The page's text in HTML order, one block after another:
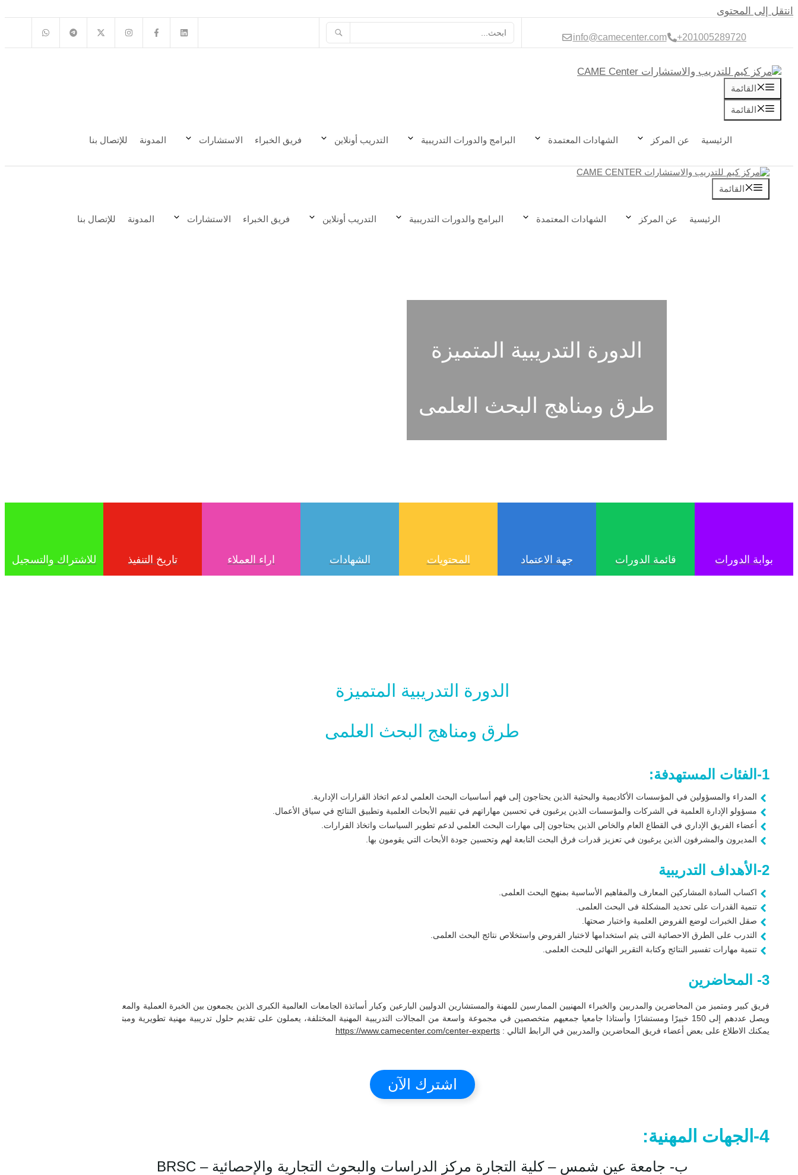
انتقل إلى المحتوى
201005289720
+
info@camecenter.com
القائمة
القائمة
الرئيسية عن المركز الشهادات المعتمدة البرامج والدورات التدريبية التدريب أونلاين فريق الخبراء الاستشارات المدونة للإتصال بنا
القائمة
الرئيسية عن المركز الشهادات المعتمدة البرامج والدورات التدريبية التدريب أونلاين فريق الخبراء الاستشارات المدونة للإتصال بنا
الدورة التدريبية المتميزة
طرق ومناهج البحث العلمى
بوابة الدورات قائمة الدورات جهة الاعتماد المحتويات الشهادات اراء العملاء تاريخ التنفيذ للاشتراك والتسجيل
الدورة التدريبية المتميزة
طرق ومناهج البحث العلمى
1-الفئات المستهدفة:
المدراء والمسؤولين في المؤسسات الأكاديمية والبحثية الذين يحتاجون إلى فهم أساسيات البحث العلمي لدعم اتخاذ القرارات الإدارية.
مسؤولو الإدارة العلمية في الشركات والمؤسسات الذين يرغبون في تحسين مهاراتهم في تقييم الأبحاث العلمية وتطبيق النتائج في سياق الأعمال.
أعضاء الفريق الإداري في القطاع العام والخاص الذين يحتاجون إلى مهارات البحث العلمي لدعم تطوير السياسات واتخاذ القرارات.
المديرون والمشرفون الذين يرغبون في تعزيز قدرات فرق البحث التابعة لهم وتحسين جودة الأبحاث التي يقومون بها.
2-الأهداف التدريبية
اكساب السادة المشاركين المعارف والمفاهيم الأساسية بمنهج البحث العلمى.
تنمية القدرات على تحديد المشكلة فى البحث العلمى.
صقل الخبرات لوضع الفروض العلمية واختبار صحتها.
التدرب على الطرق الاحصائية التى يتم استخدامها لاختبار الفروض واستخلاص نتائج البحث العلمى.
تنمية مهارات تفسير النتائج وكتابة التقرير النهائى للبحث العلمى.
3- المحاضرين
فريق كبير ومتميز من المحاضرين والمدربين والخبراء المهنيين الممارسين للمهنة والمستشارين الدوليين البارعين وكبار أساتذة الجامعات العالمية الكبرى الذين يجمعون بين الخبرة العملية والمعرفة الأكاديمية
ويصل عددهم إلى 150 خبيرًا ومستشارًا وأستاذا جامعيا جمعيهم متخصصين في مجموعة واسعة من المجالات التدريبية المهنية المختلفة، يعملون على تقديم حلول تدريبية مهنية تطويرية ومبتكرة وعملية ،
يمكنك الاطلاع على بعض أعضاء فريق المحاضرين والمدربين في الرابط التالي : https://www.camecenter.com/center-experts
اشترك الآن
4-الجهات المهنية:
ب- جامعة عين شمس – كلية التجارة مركز الدراسات والبحوث التجارية والإحصائية – BRSC